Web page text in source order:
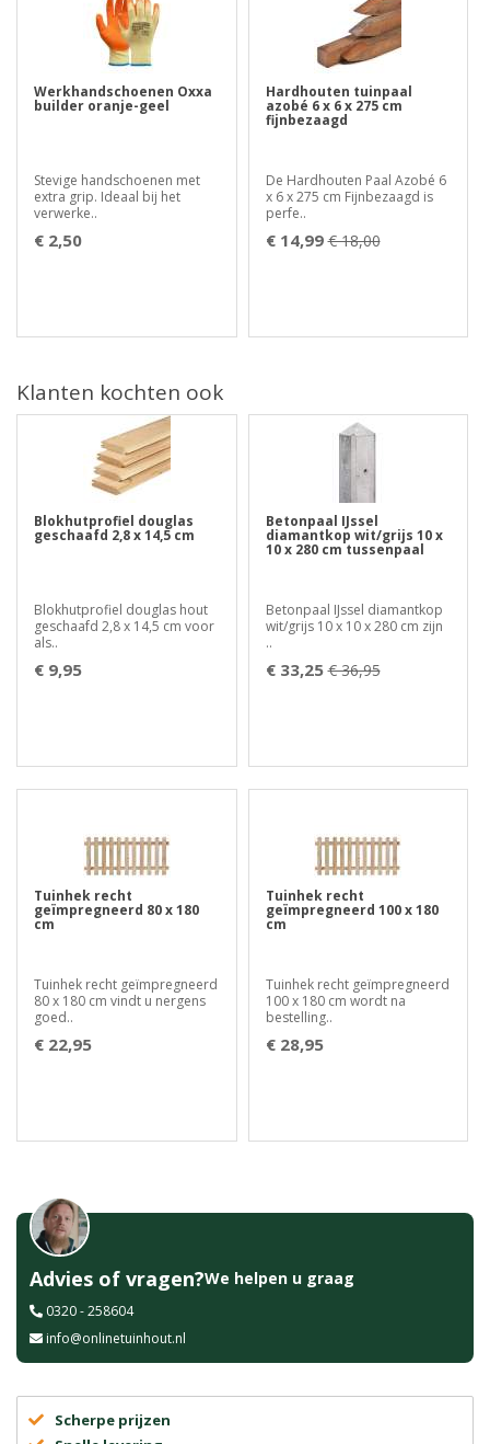
Werkhandschoenen Oxxa
builder oranje-geel
Stevige handschoenen met
extra grip. Ideaal bij het
verwerke..
€ 2,50
Hardhouten tuinpaal
azobé 6 x 6 x 275 cm
fijnbezaagd
De Hardhouten Paal Azobé 6
x 6 x 275 cm Fijnbezaagd is
perfe..
€ 14,99 € 18,00
Klanten kochten ook
Blokhutprofiel douglas
geschaafd 2,8 x 14,5 cm
Blokhutprofiel douglas hout
geschaafd 2,8 x 14,5 cm voor
als..
€ 9,95
Betonpaal IJssel
diamantkop wit/grijs 10 x
10 x 280 cm tussenpaal
Betonpaal IJssel diamantkop
wit/grijs 10 x 10 x 280 cm zijn
..
€ 33,25 € 36,95
Tuinhek recht
geïmpregneerd 80 x 180
cm
Tuinhek recht geïmpregneerd
80 x 180 cm vindt u nergens
goed..
€ 22,95
Tuinhek recht
geïmpregneerd 100 x 180
cm
Tuinhek recht geïmpregneerd
100 x 180 cm wordt na
bestelling..
€ 28,95
Advies of vragen?We helpen u graag
0320 - 258604
info@onlinetuinhout.nl
Scherpe prijzen